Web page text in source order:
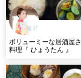
ボリューミーな居酒屋
料理『 ひょうたん 』